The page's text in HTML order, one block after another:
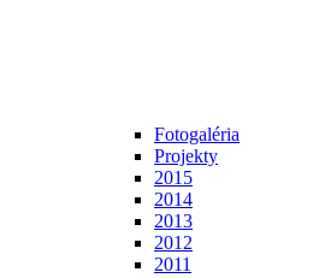
Fotogaléria
Projekty
2015
2014
2013
2012
2011